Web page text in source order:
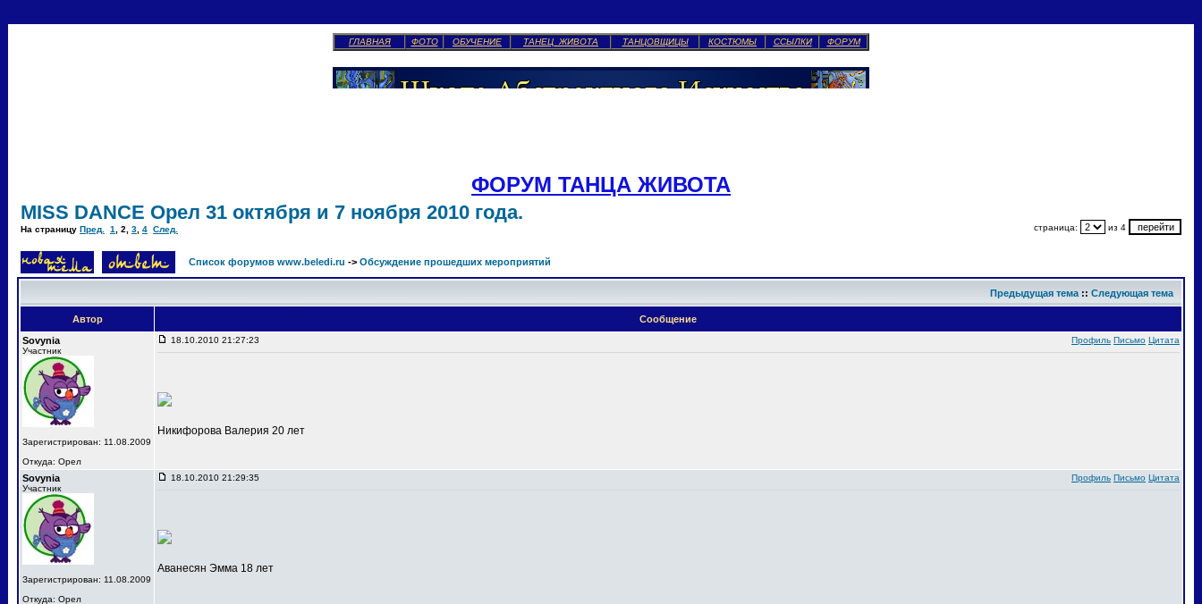
ГЛАВНАЯ ФОТО ОБУЧЕНИЕ ТАНЕЦ ЖИВОТА ТАНЦОВЩИЦЫ КОСТЮМЫ ССЫЛКИ ФОРУМ
ФОРУМ ТАНЦА ЖИВОТА
MISS DANCE Орел 31 октября и 7 ноября 2010 года.
На страницу Пред. 1 2 3 4 След. страница: из 4
Список форумов www.beledi.ru -> Обсуждение прошедших мероприятий
Предыдущая тема :: Следующая тема
Автор
Сообщение
Sovynia
Участник
Зарегистрирован: 11.08.2009
Откуда: Орел
18.10.2010 21:27:23 Профиль Письмо Цитата
Никифорова Валерия 20 лет
Sovynia
Участник
Зарегистрирован: 11.08.2009
Откуда: Орел
18.10.2010 21:29:35 Профиль Письмо Цитата
Аванесян Эмма 18 лет